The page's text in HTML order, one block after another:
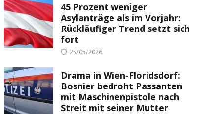
45 Prozent weniger
Asylanträge als im Vorjahr:
Rückläufiger Trend setzt sich
fort
Posted
25/05/2026
Drama in Wien-Floridsdorf:
Bosnier bedroht Passanten
mit Maschinenpistole nach
Streit mit seiner Mutter